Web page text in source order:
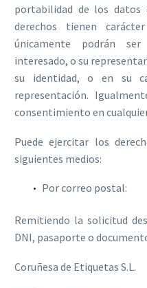
portabilidad de los
derechos tienen
únicamente podrán
interesado, o su
su identidad, o en su
representación.
consentimiento en
Puede ejercitar los
siguientes medios:
Por correo postal:
Remitiendo la solicitud
DNI, pasaporte o
Coruñesa de Etiquetas S.L.